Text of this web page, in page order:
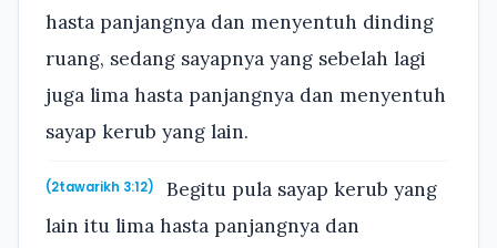
hasta panjangnya dan menyentuh dinding
ruang, sedang sayapnya yang sebelah lagi
juga lima hasta panjangnya dan menyentuh
sayap kerub yang lain.
(2tawarikh 3:12)
Begitu pula sayap kerub yang
lain itu lima hasta panjangnya dan